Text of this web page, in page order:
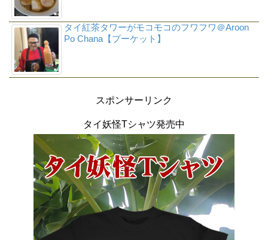
タイ紅茶タワーがモコモコのフワフワ＠Aroon
Po Chana【プーケット】
スポンサーリンク
タイ妖怪Tシャツ発売中